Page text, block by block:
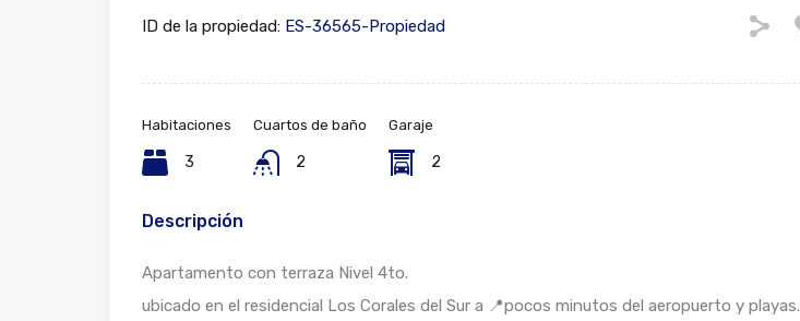
ID de la propiedad: ES-36565-Propiedad
Habitaciones
3
Cuartos de baño
2
Garaje
2
Descripción
Apartamento con terraza Nivel 4to.
ubicado en el residencial Los Corales del Sur a 📍pocos minutos del aeropuerto y playas.